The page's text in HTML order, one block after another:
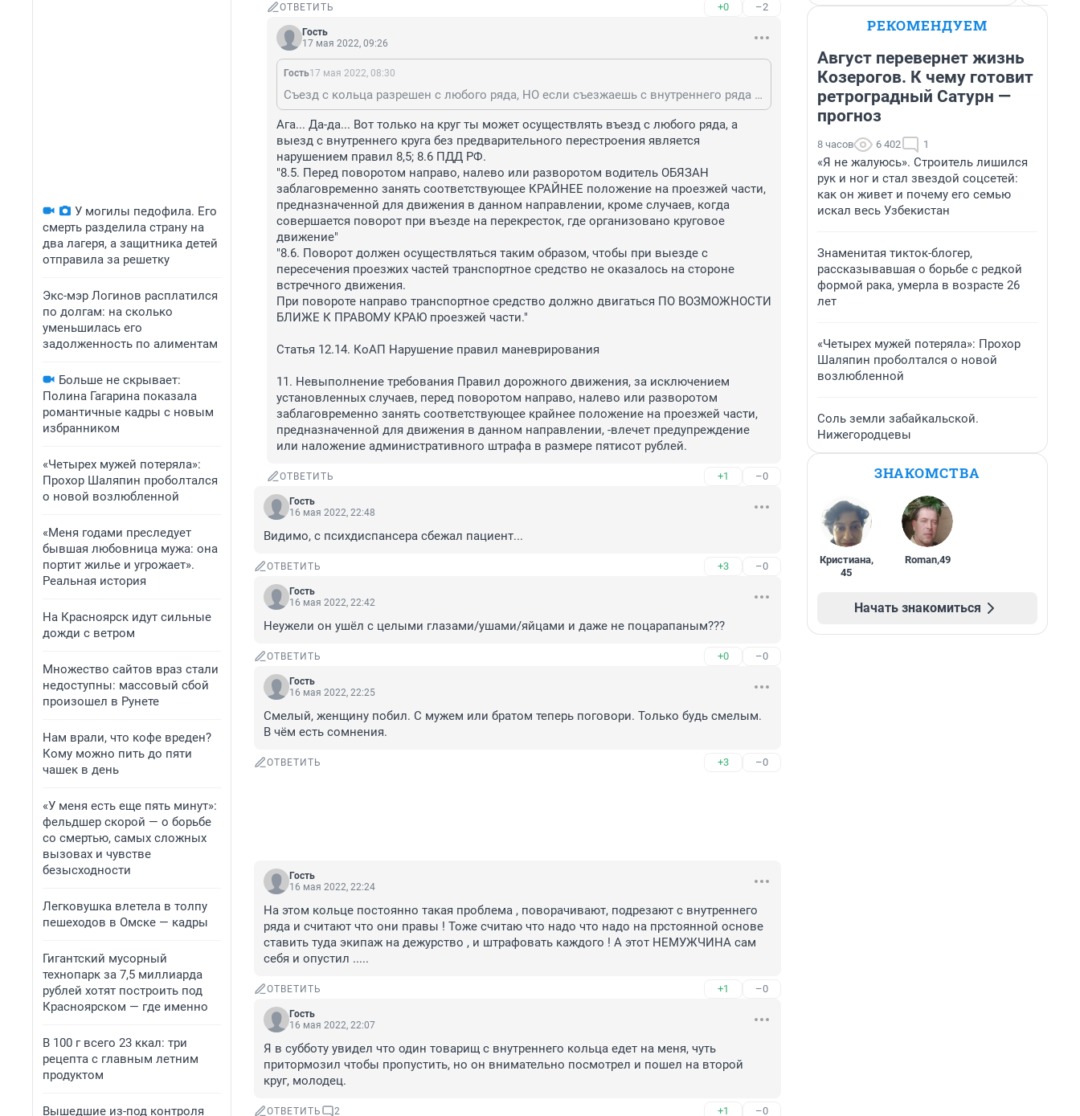
У могилы педофила. Его
смерть разделила страну на
два лагеря, а защитника детей
отправила за решетку
Экс-мэр Логинов расплатился
по долгам: на сколько
уменьшилась его
задолженность по алиментам
Больше не скрывает:
Полина Гагарина показала
романтичные кадры с новым
избранником
«Четырех мужей потеряла»:
Прохор Шаляпин проболтался
о новой возлюбленной
«Меня годами преследует
бывшая любовница мужа: она
портит жилье и угрожает».
Реальная история
На Красноярск идут сильные
дожди с ветром
Множество сайтов враз стали
недоступны: массовый сбой
произошел в Рунете
Нам врали, что кофе вреден?
Кому можно пить до пяти
чашек в день
«У меня есть еще пять минут»:
фельдшер скорой — о борьбе
со смертью, самых сложных
вызовах и чувстве
безысходности
Легковушка влетела в толпу
пешеходов в Омске — кадры
Гигантский мусорный
технопарк за 7,5 миллиарда
рублей хотят построить под
Красноярском — где именно
В 100 г всего 23 ккал: три
рецепта с главным летним
продуктом
Вышедшие из-под контроля
ОТВЕТИТЬ +0 –2
Гость
17 мая 2022, 09:26
Гость17 мая 2022, 08:30
Съезд с кольца разрешен с любого ряда, НО если съезжаешь с внутреннего ряда должен ПРОПУСТИТЬ транспорт продолжающий движение по кольцу
Ага... Да-да... Вот только на круг ты может осуществлять въезд с любого ряда, а
выезд с внутреннего круга без предварительного перестроения является
нарушением правил 8,5; 8.6 ПДД РФ.
"8.5. Перед поворотом направо, налево или разворотом водитель ОБЯЗАН
заблаговременно занять соответствующее КРАЙНЕЕ положение на проезжей части,
предназначенной для движения в данном направлении, кроме случаев, когда
совершается поворот при въезде на перекресток, где организовано круговое
движение"
"8.6. Поворот должен осуществляться таким образом, чтобы при выезде с
пересечения проезжих частей транспортное средство не оказалось на стороне
встречного движения.
При повороте направо транспортное средство должно двигаться ПО ВОЗМОЖНОСТИ
БЛИЖЕ К ПРАВОМУ КРАЮ проезжей части."
Статья 12.14. КоАП Нарушение правил маневрирования
11. Невыполнение требования Правил дорожного движения, за исключением
установленных случаев, перед поворотом направо, налево или разворотом
заблаговременно занять соответствующее крайнее положение на проезжей части,
предназначенной для движения в данном направлении, -влечет предупреждение
или наложение административного штрафа в размере пятисот рублей.
ОТВЕТИТЬ +1 –0
Гость
16 мая 2022, 22:48
Видимо, с психдиспансера сбежал пациент...
ОТВЕТИТЬ +3 –0
Гость
16 мая 2022, 22:42
Неужели он ушёл с целыми глазами/ушами/яйцами и даже не поцарапаным???
ОТВЕТИТЬ +0 –0
Гость
16 мая 2022, 22:25
Смелый, женщину побил. С мужем или братом теперь поговори. Только будь смелым.
В чём есть сомнения.
ОТВЕТИТЬ +3 –0
Гость
16 мая 2022, 22:24
На этом кольце постоянно такая проблема , поворачивают, подрезают с внутреннего
ряда и считают что они правы ! Тоже считаю что надо что надо на прстоянной основе
ставить туда экипаж на дежурство , и штрафовать каждого ! А этот НЕМУЖЧИНА сам
себя и опустил .....
ОТВЕТИТЬ +1 –0
Гость
16 мая 2022, 22:07
Я в субботу увидел что один товарищ с внутреннего кольца едет на меня, чуть
притормозил чтобы пропустить, но он внимательно посмотрел и пошел на второй
круг, молодец.
ОТВЕТИТЬ 2 +1 –0
РЕКОМЕНДУЕМ
Август перевернет жизнь
Козерогов. К чему готовит
ретроградный Сатурн —
прогноз
8 часов 6 402 1
«Я не жалуюсь». Строитель лишился
рук и ног и стал звездой соцсетей:
как он живет и почему его семью
искал весь Узбекистан
Знаменитая тикток-блогер,
рассказывавшая о борьбе с редкой
формой рака, умерла в возрасте 26
лет
«Четырех мужей потеряла»: Прохор
Шаляпин проболтался о новой
возлюбленной
Соль земли забайкальской.
Нижегородцевы
ЗНАКОМСТВА
Кристиана,
45
Roman,49
Начать знакомиться